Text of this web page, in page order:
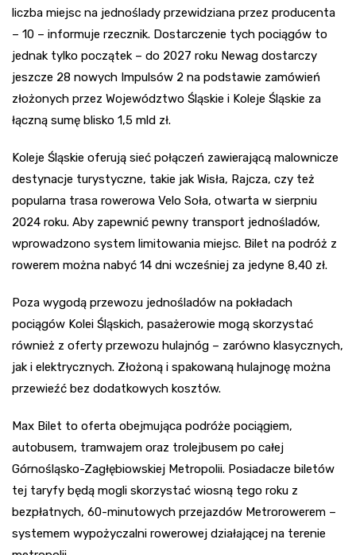
liczba miejsc na jednoślady przewidziana przez producenta
– 10 – informuje rzecznik. Dostarczenie tych pociągów to
jednak tylko początek – do 2027 roku Newag dostarczy
jeszcze 28 nowych Impulsów 2 na podstawie zamówień
złożonych przez Województwo Śląskie i Koleje Śląskie za
łączną sumę blisko 1,5 mld zł.
Koleje Śląskie oferują sieć połączeń zawierającą malownicze
destynacje turystyczne, takie jak Wisła, Rajcza, czy też
popularna trasa rowerowa Velo Soła, otwarta w sierpniu
2024 roku. Aby zapewnić pewny transport jednośladów,
wprowadzono system limitowania miejsc. Bilet na podróż z
rowerem można nabyć 14 dni wcześniej za jedyne 8,40 zł.
Poza wygodą przewozu jednośladów na pokładach
pociągów Kolei Śląskich, pasażerowie mogą skorzystać
również z oferty przewozu hulajnóg – zarówno klasycznych,
jak i elektrycznych. Złożoną i spakowaną hulajnogę można
przewieźć bez dodatkowych kosztów.
Max Bilet to oferta obejmująca podróże pociągiem,
autobusem, tramwajem oraz trolejbusem po całej
Górnośląsko-Zagłębiowskiej Metropolii. Posiadacze biletów
tej taryfy będą mogli skorzystać wiosną tego roku z
bezpłatnych, 60-minutowych przejazdów Metrorowerem –
systemem wypożyczalni rowerowej działającej na terenie